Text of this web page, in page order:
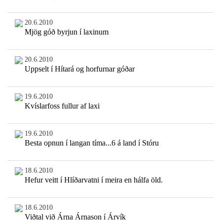
20.6.2010
Mjög góð byrjun í laxinum
20.6.2010
Uppselt í Hítará og horfurnar góðar
19.6.2010
Kvíslarfoss fullur af laxi
19.6.2010
Besta opnun í langan tíma...6 á land í Stóru
18.6.2010
Hefur veitt í Hlíðarvatni í meira en hálfa öld.
18.6.2010
Viðtal við Árna Árnason í Árvík